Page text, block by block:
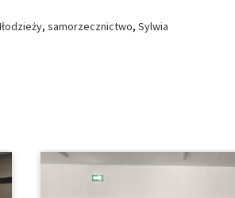
, samorzecznictwo, Sylwia